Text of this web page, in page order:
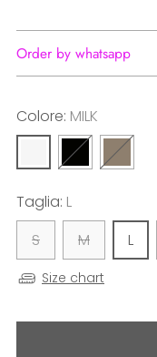
Order by whatsapp
Colore: MILK
Taglia: L
S
M L
Size chart